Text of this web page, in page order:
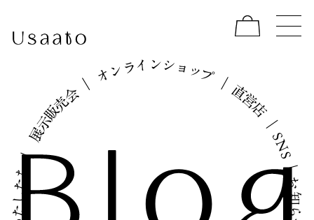
た
し
た
ち
｜
展
示
販売会
｜ オンライ ンショ ップ ｜直営
店
｜
S
N
S
｜
お
知
ら